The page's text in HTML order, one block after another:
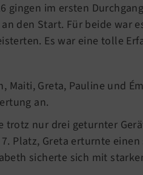
gingen im ersten
den Start. Für beide war
Es war eine tolle
Maiti, Greta, Pauline und
an.
trotz nur drei geturnter
Platz, Greta erturnte
sicherte sich mit